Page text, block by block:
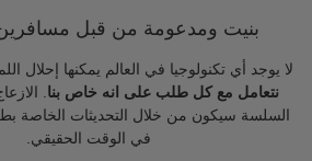
بنيت ومدعومة من قبل
لا يوجد أي تكنولوجيا في العالم يمكنها إحلال
نتعامل مع كل طلب على انه خاص بنا .
السلسة سيكون من خلال التحديثات الخاصة
في الوقت الحقيقي.